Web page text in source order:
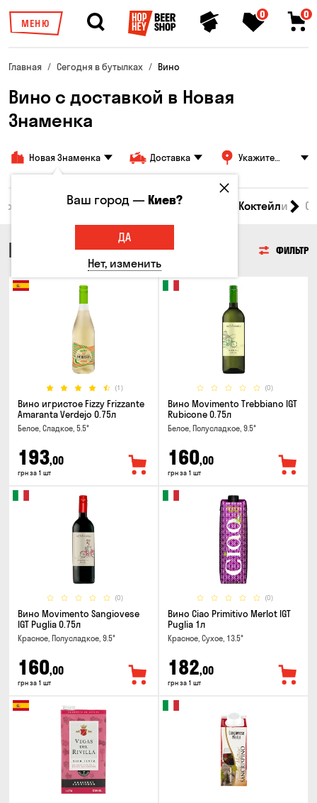
МЕНЮ
0 0
Главная Сегодня в бутылках Вино
Вино с доставкой в Новая
Знаменка
Новая Знаменка Доставка
Укажите
Пиво Сидр Вино Коктейли
ВИНО ФИЛЬТР
(1)
Вино игристое Fizzy Frizzante
Amaranta Verdejo 0.75л
Белое, Сладкое, 5.5°
193,00
грн за 1 шт
(0)
Вино Movimento Trebbiano IGT
Rubicone 0.75л
Белое, Полусладкое, 9.5°
160,00
грн за 1 шт
(0)
Вино Movimento Sangiovese
IGT Puglia 0.75л
Красное, Полусладкое, 9.5°
160,00
грн за 1 шт
(0)
Вино Ciao Primitivo Merlot IGT
Puglia 1л
Красное, Сухое, 13.5°
182,00
грн за 1 шт
Ваш город —Киев?
ДА
Нет, изменить